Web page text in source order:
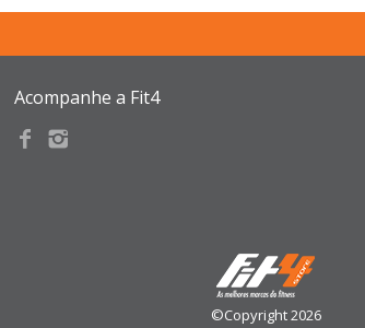
Acompanhe a Fit4
©Copyright 2026